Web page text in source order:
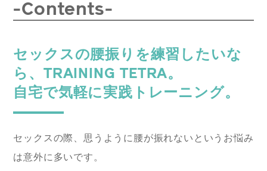
-Contents-
セックスの腰振りを練習したいな
ら、TRAINING TETRA。
自宅で気軽に実践トレーニング。
セックスの際、思うように腰が振れないというお悩み
は意外に多いです。